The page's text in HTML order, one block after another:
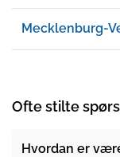
Mecklenburg-
Ofte stilte
Hvordan er